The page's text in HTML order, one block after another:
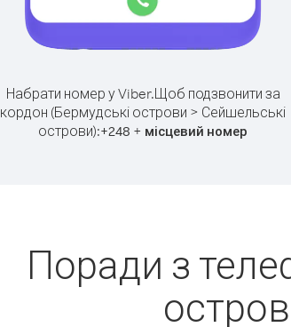
Набрати номер у Viber.Щоб подзвонити за
кордон (Бермудські острови > Сейшельські
острови):+248 + місцевий номер
Поради з